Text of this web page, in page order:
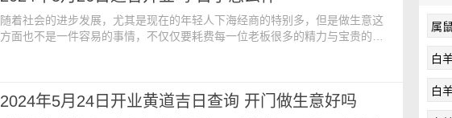
随着社会的进步发展，尤其是现在的年轻人下海经商的特别多，但是做生意这
方面也不是一件容易的事情，不仅仅要耗费每一位老板很多的精力与宝贵的时
贵人】：西南【煞】：煞北【胎神占方】：占碓磨炉外正北【本
2024年5月24日开业黄道吉日查询 开门做生意好吗